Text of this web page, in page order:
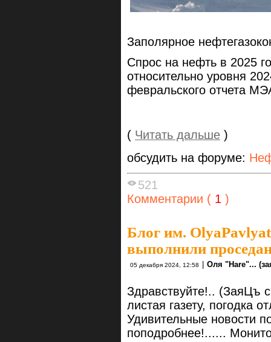
Заполярное
Спрос на нефть в 2025
относительно уровня
февральского отчета
( Читать дальше )
обсудить на форуме:
521
Комментарии ( 1 )
Блог им.
выполнили
05 декабря 2024, 12:58 | Оля "Hare"...
Здравствуйте!.. (ЗаяЦъ
листая газету, погодка
Удивительные новости
поподробнее!......